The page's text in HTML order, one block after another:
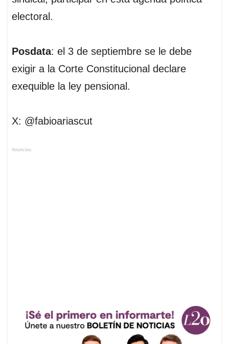
electoral.
Posdata: el 3 de septiembre se le debe
exigir a la Corte Constitucional declare
exequible la ley pensional.
X: @fabioariascut
Anuncios.